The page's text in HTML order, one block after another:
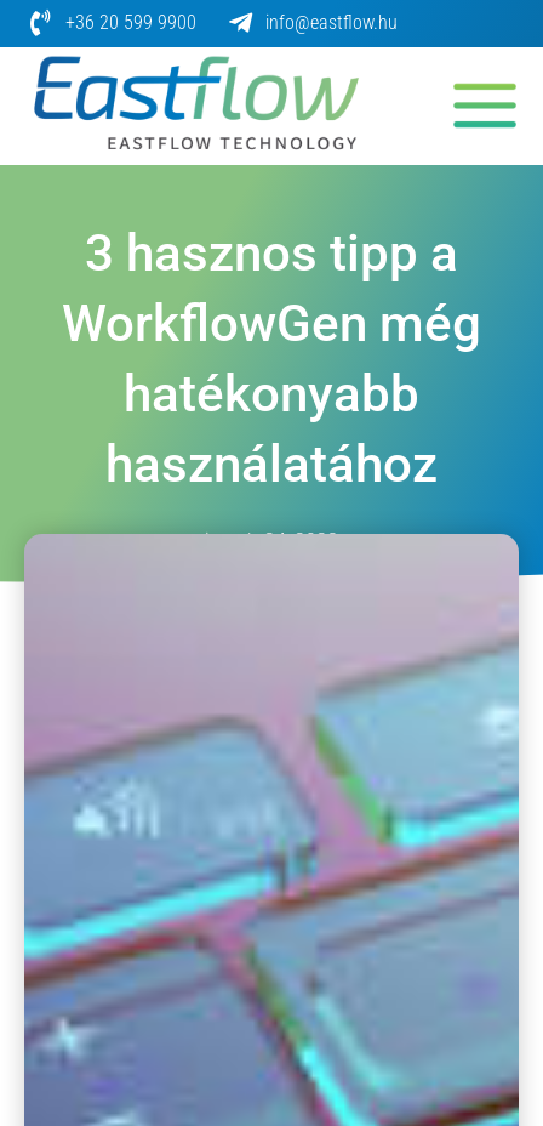
Skip
to
content
+36 20 599 9900 info@eastflow.hu
3 hasznos tipp a
WorkflowGen még
hatékonyabb
használatához
január 24, 2023